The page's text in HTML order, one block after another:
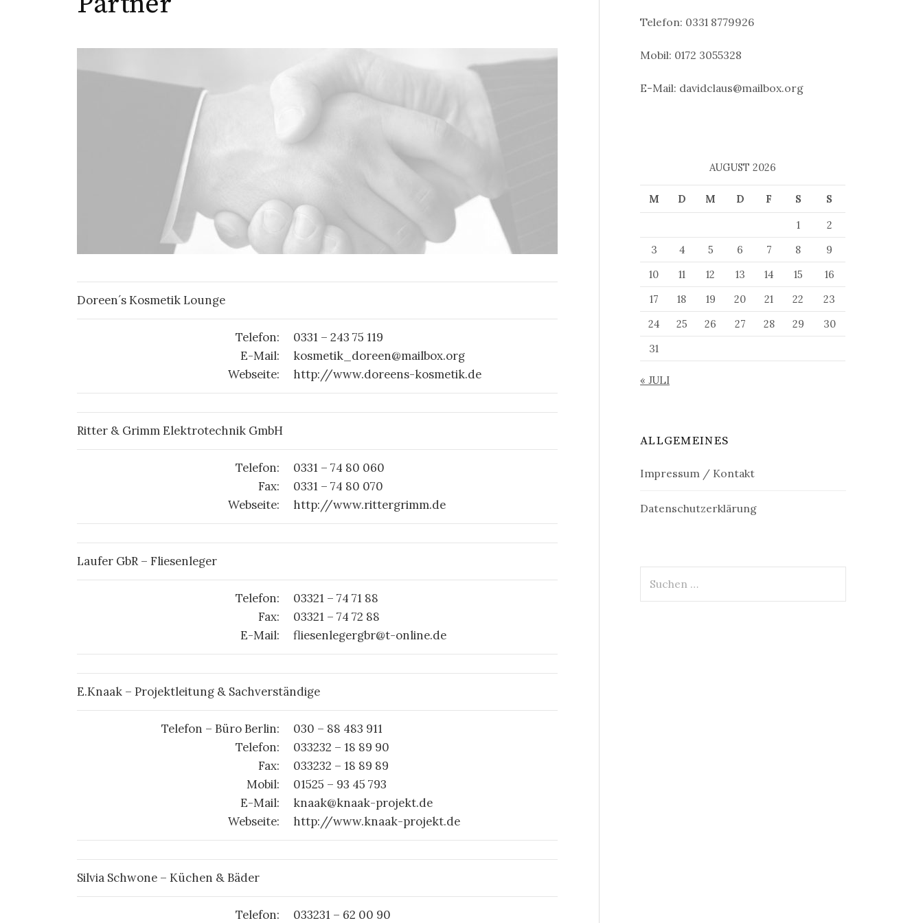
Doreen´s Kosmetik Lounge
Telefon:
E-Mail:
Webseite:
0331 – 243 75 119
kosmetik_doreen@mailbox.org
http://www.doreens-kosmetik.de
Ritter & Grimm Elektrotechnik GmbH
Telefon:
Fax:
Webseite:
0331 – 74 80 060
0331 – 74 80 070
http://www.rittergrimm.de
Laufer GbR – Fliesenleger
Telefon:
Fax:
E-Mail:
03321 – 74 71 88
03321 – 74 72 88
fliesenlegergbr@t-online.de
E.Knaak – Projektleitung & Sachverständige
Telefon – Büro Berlin:
Telefon:
Fax:
Mobil:
E-Mail:
Webseite:
030 – 88 483 911
033232 – 18 89 90
033232 – 18 89 89
01525 – 93 45 793
knaak@knaak-projekt.de
http://www.knaak-projekt.de
Silvia Schwone – Küchen & Bäder
Telefon: 033231 – 62 00 90
Telefon: 0331 8779926
Mobil: 0172 3055328
E-Mail: davidclaus@mailbox.org
AUGUST 2026
M D M D F S S
« JULI
1
2
3
4 5 6 7 8
9
10
11 12 13 14 15
16
17
18 19 20 21 22
23
24
25 26 27 28 29
30
31
ALLGEMEINES
Impressum / Kontakt
Datenschutzerklärung
c